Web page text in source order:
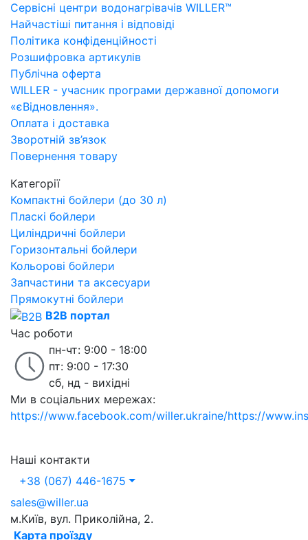
Сервісні центри водонагрівачів WILLER™
Найчастіші питання і відповіді
Політика конфіденційності
Розшифровка артикулів
Публічна оферта
WILLER - учасник програми державної допомоги
«єВідновлення».
Оплата і доставка
Зворотній зв’язок
Повернення товару
Категорії
Компактні бойлери (до 30 л)
Пласкі бойлери
Циліндричні бойлери
Горизонтальні бойлери
Кольорові бойлери
Запчастини та аксесуари
Прямокутні бойлери
B2B портал
Час роботи
пн-чт: 9:00 - 18:00
пт: 9:00 - 17:30
сб, нд - вихідні
Ми в соціальних мережах:
https://www.facebook.com/willer.ukraine/https://
Наші контакти
+38 (067) 446-1675
sales@willer.ua
м.Київ, вул. Приколійна, 2.
Карта проїзду